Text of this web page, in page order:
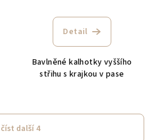
Detail
Bavlněné kalhotky vyššího
střihu s krajkou v pase
další 4